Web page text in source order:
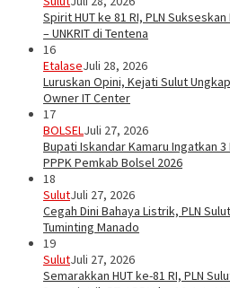
Spirit HUT ke 81 RI, PLN
– UNKRIT di Tentena
16
EtalaseJuli 28, 2026
Luruskan Opini, Kejati Sulut
Owner IT Center
17
BOLSELJuli 27, 2026
Bupati Iskandar Kamaru Ingatkan
PPPK Pemkab Bolsel 2026
18
SulutJuli 27, 2026
Cegah Dini Bahaya Listrik, PLN
Tuminting Manado
19
SulutJuli 27, 2026
Semarakkan HUT ke-81 RI, PLN